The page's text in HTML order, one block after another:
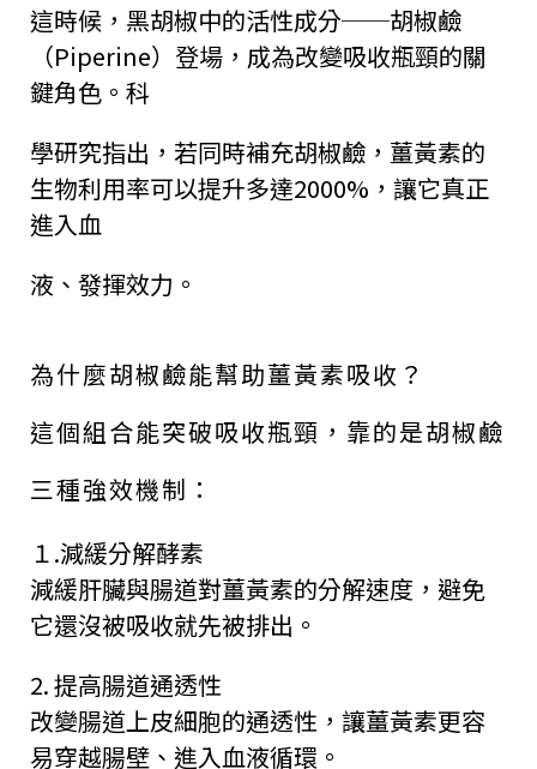
這時候，黑胡椒中的活性成分──胡椒鹼
（Piperine）登場，成為改變吸收瓶頸的關
鍵角色。科
學研究指出，若同時補充胡椒鹼，薑黃素的
生物利用率可以提升多達2000% ，讓它真正
進入血
液、發揮效力。
為什麼胡椒鹼能幫助薑黃素吸收？
這個組合能突破吸收瓶頸，靠的是胡椒鹼
三種強效機制：
１.減緩分解酵素
減緩肝臟與腸道對薑黃素的分解速度，避免
它還沒被吸收就先被排出。
2. 提高腸道通透性
改變腸道上皮細胞的通透性，讓薑黃素更容
易穿越腸壁、進入血液循環。